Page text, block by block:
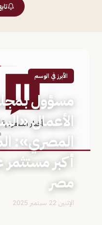
الأبرز في الوسم
مسؤول
الأعمال
المصري»:
أكبر مستثمر
مصر
الإثنين 22 سبتمبر 2025